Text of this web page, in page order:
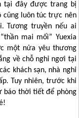
tại đây được trang bị
cũng luôn túc trực nên
Tương truyền nếu ai
mai mối” Yuexia
một nửa yêu thương
về chỗ nghỉ ngơi tại
khách sạn, nhà nghỉ
Tuy nhiên, trước khi
báo thời tiết để phòng